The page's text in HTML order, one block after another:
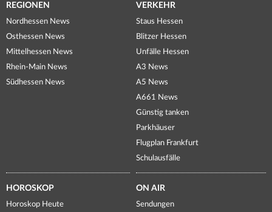
REGIONEN
Nordhessen News
Osthessen News
Mittelhessen News
Rhein-Main News
Südhessen News
VERKEHR
Staus Hessen
Blitzer Hessen
Unfälle Hessen
A3 News
A5 News
A661 News
Günstig tanken
Parkhäuser
Flugplan Frankfurt
Schulausfälle
HOROSKOP
Horoskop Heute
ON AIR
Sendungen